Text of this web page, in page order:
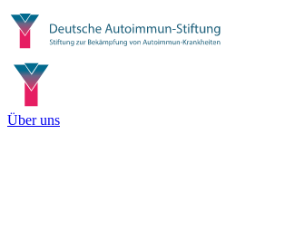
Über uns